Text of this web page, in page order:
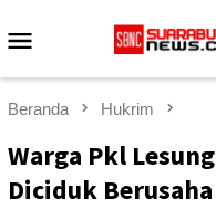
ke
Beranda Hukrim
Warga Pkl
Diciduk